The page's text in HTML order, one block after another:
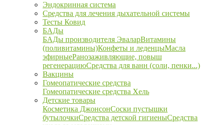
Эндокринная система
Средства для лечения дыхательной системы
Тесты Ковид
БАДы
БАДы производителя ЭваларВитамины
(поливитамины)Конфеты и леденцыМасла
эфирныеРанозаживляющие, повыш
регенерациюСредства для ванн (соли, пенки...)
Вакцины
Гомеопатические средства
Гомеопатические средства Хель
Детские товары
Косметика ДжонсонСоски пустышки
бутылочкиСредства детской гигиеныСредства